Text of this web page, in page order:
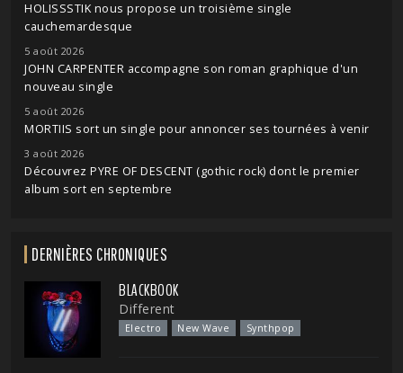
HOLISSSTIK nous propose un troisième single
cauchemardesque
5 août 2026
JOHN CARPENTER accompagne son roman graphique d'un
nouveau single
5 août 2026
MORTIIS sort un single pour annoncer ses tournées à venir
3 août 2026
Découvrez PYRE OF DESCENT (gothic rock) dont le premier
album sort en septembre
DERNIÈRES CHRONIQUES
BLACKBOOK
Different
Electro New Wave Synthpop